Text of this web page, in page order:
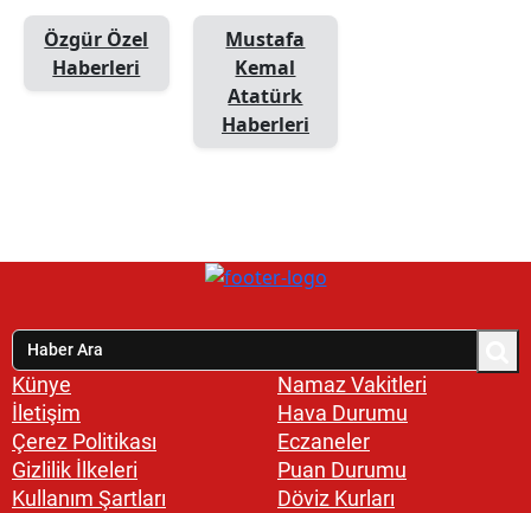
Özgür Özel
Haberleri
Mustafa
Kemal
Atatürk
Haberleri
Künye
İletişim
Çerez Politikası
Gizlilik İlkeleri
Kullanım Şartları
Namaz Vakitleri
Hava Durumu
Eczaneler
Puan Durumu
Döviz Kurları